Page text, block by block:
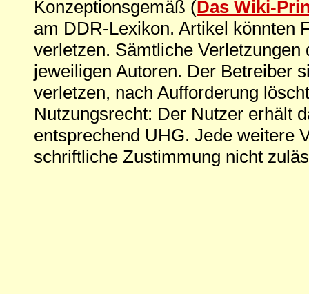
Konzeptionsgemäß (Das Wiki-
am DDR-Lexikon. Artikel könnten
verletzen. Sämtliche
jeweiligen Autoren. Der Betreiber
verletzen, nach Aufforderung
Nutzungsrecht: Der Nutzer erhält
entsprechend UHG. Jede weitere
schriftliche Zustimmung nicht